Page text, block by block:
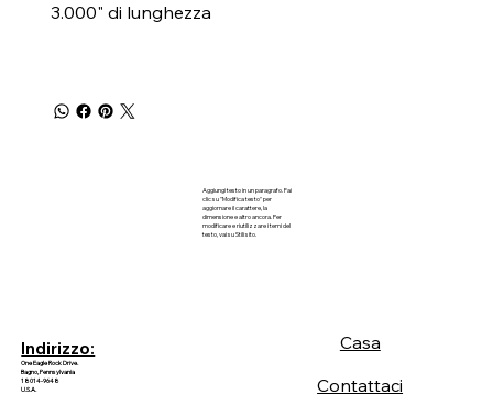
3.000" di lunghezza
Aggiungi testo in un paragrafo. Fai
clic su "Modifica testo" per
aggiornare il carattere, la
dimensione e altro ancora. Per
modificare e riutilizzare i temi del
testo, vai su Stili sito.
Indirizzo:
One Eagle Rock Drive.
Bagno, Pennsylvania
18014-9648
U.S.A.
Casa
Contattaci